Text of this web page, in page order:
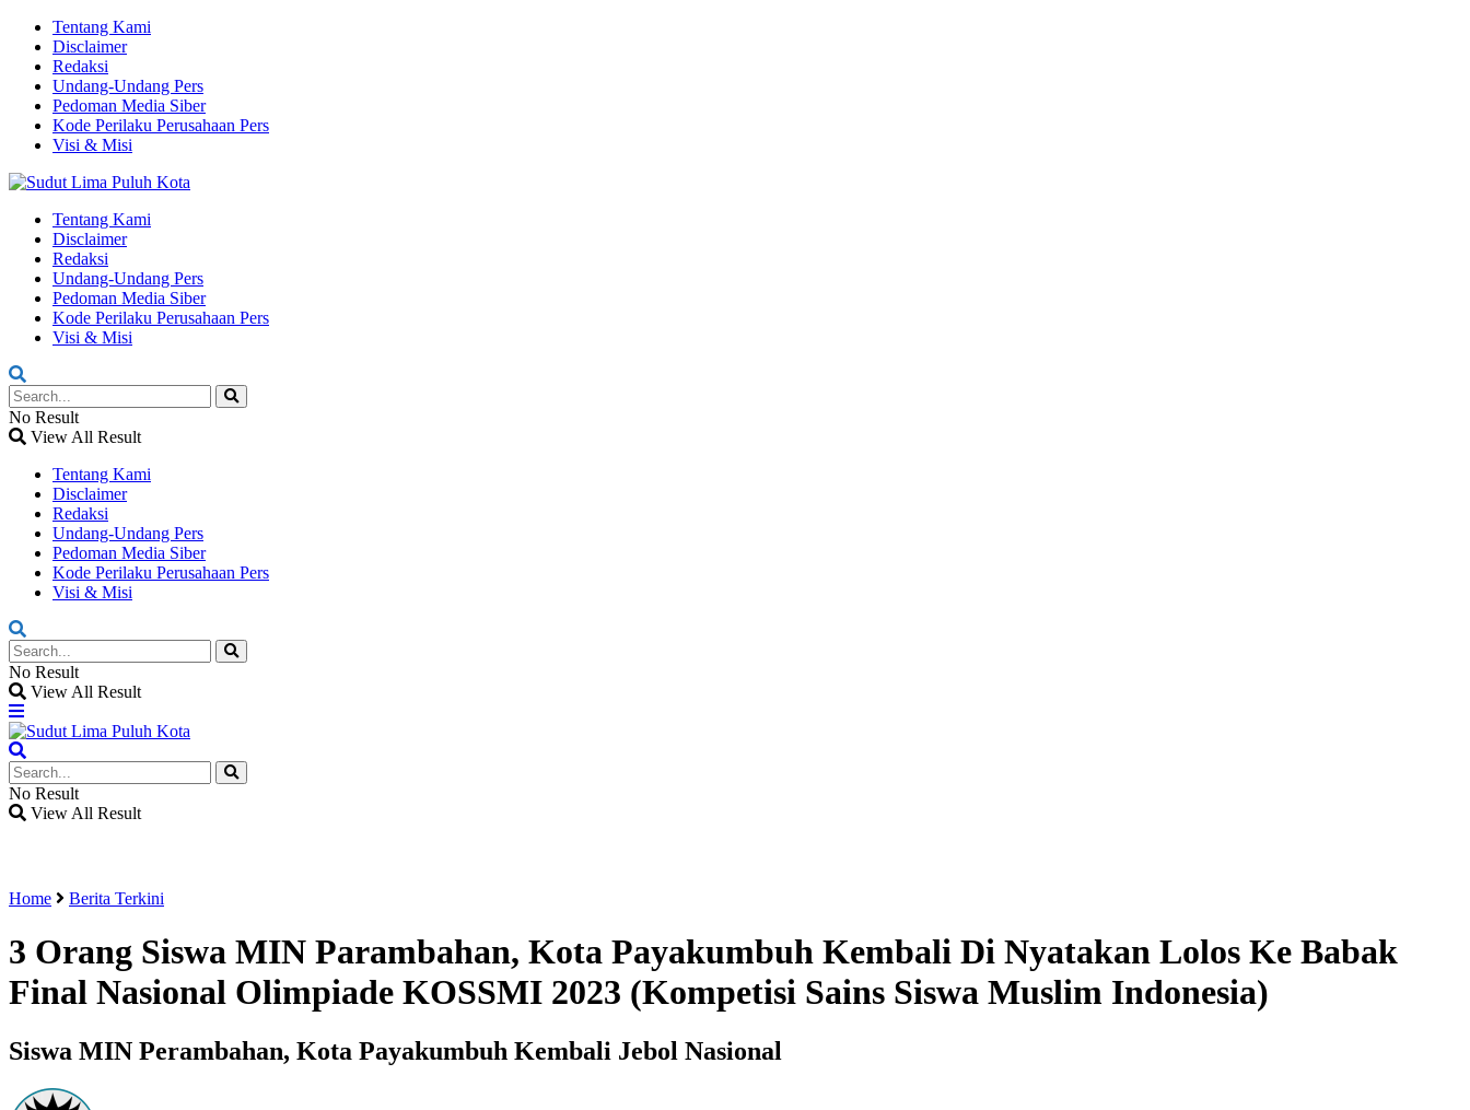
Tentang Kami
Disclaimer
Redaksi
Undang-Undang Pers
Pedoman Media Siber
Kode Perilaku Perusahaan Pers
Visi & Misi
Tentang Kami
Disclaimer
Redaksi
Undang-Undang Pers
Pedoman Media Siber
Kode Perilaku Perusahaan Pers
Visi & Misi
No Result
View All Result
Tentang Kami
Disclaimer
Redaksi
Undang-Undang Pers
Pedoman Media Siber
Kode Perilaku Perusahaan Pers
Visi & Misi
No Result
View All Result
No Result
View All Result
Home Berita Terkini
3 Orang Siswa MIN Parambahan, Kota Payakumbuh Kembali Di Nyatakan Lolos Ke Babak
Final Nasional Olimpiade KOSSMI 2023 (Kompetisi Sains Siswa Muslim Indonesia)
Siswa MIN Perambahan, Kota Payakumbuh Kembali Jebol Nasional